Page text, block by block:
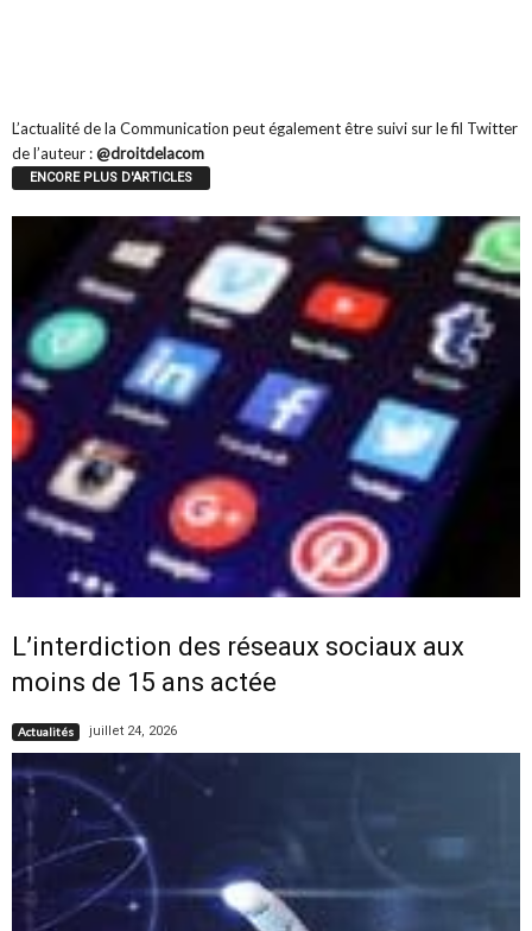
L’actualité de la Communication peut également être suivi sur le fil Twitter
de l’auteur :@droitdelacom
ENCORE PLUS D'ARTICLES
L’interdiction des réseaux sociaux aux
moins de 15 ans actée
Actualités juillet 24, 2026